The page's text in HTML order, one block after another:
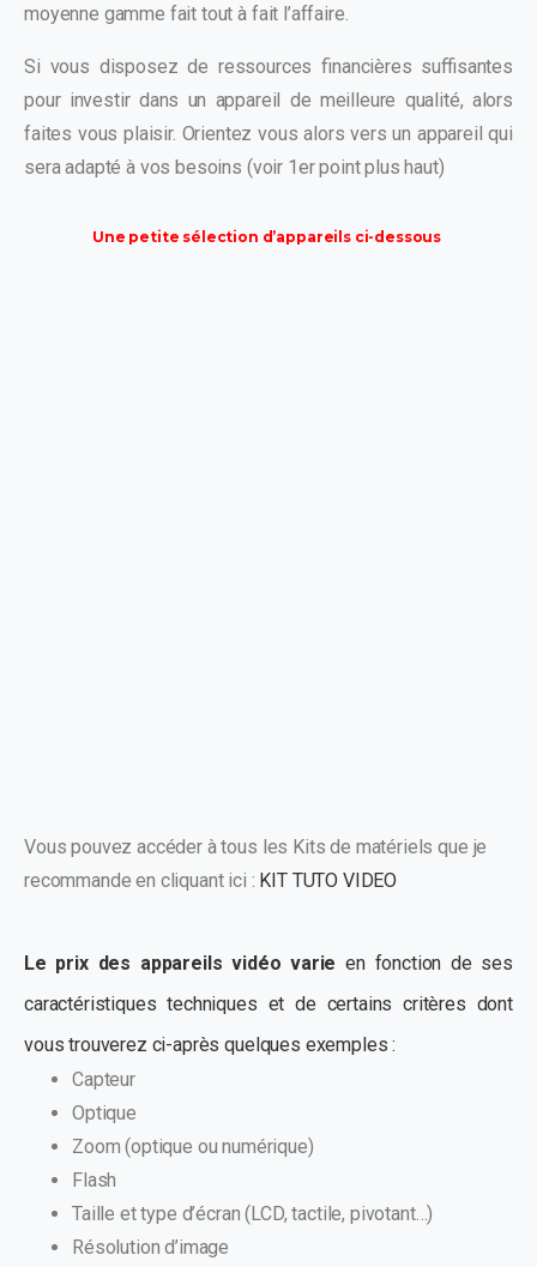
moyenne gamme fait tout à fait l’affaire.
Si vous disposez de ressources financières suffisantes
pour investir dans un appareil de meilleure qualité, alors
faites vous plaisir. Orientez vous alors vers un appareil qui
sera adapté à vos besoins (voir 1er point plus haut)
Une petite sélection d’appareils ci-dessous
Vous pouvez accéder à tous les Kits de matériels que je
recommande en cliquant ici : KIT TUTO VIDEO
Le prix des appareils vidéo varie en fonction de ses
caractéristiques techniques et de certains critères dont
vous trouverez ci-après quelques exemples :
Capteur
Optique
Zoom (optique ou numérique)
Flash
Taille et type d’écran (LCD, tactile, pivotant…)
Résolution d’image